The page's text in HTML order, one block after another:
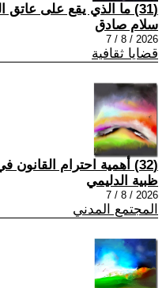
(31) ما الذي يقع على عاتق الشعراء
سلام صادق
2026 / 8 / 7
قضايا ثقافية
(32) أهمية احترام القانون في الحياة اليومية
ظبية الدليمي
2026 / 8 / 7
المجتمع المدني